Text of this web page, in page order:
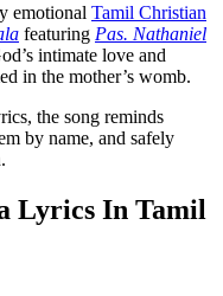
emotional Tamil Christian
featuring Pas. Nathaniel
intimate love and
in the mother’s womb.
the song reminds
by name, and safely
Lyrics In Tamil